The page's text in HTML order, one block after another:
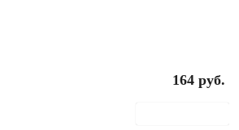
164 руб.